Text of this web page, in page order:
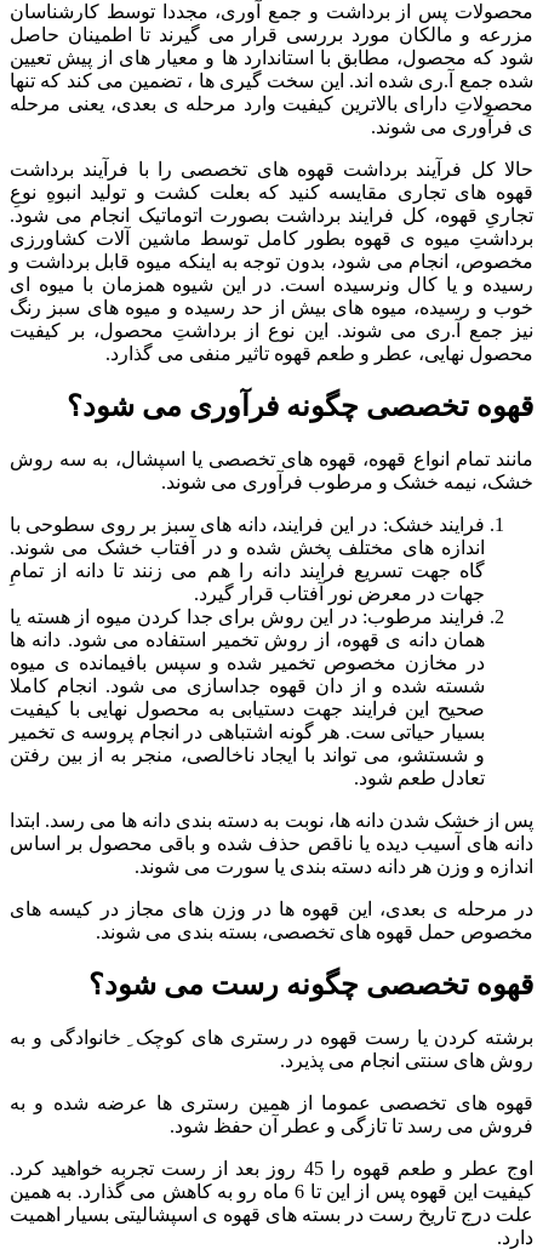
محصولات پس از برداشت و جمع آوری، مجددا توسط کارشناسان
مزرعه و مالکان مورد بررسی قرار می گیرند تا اطمینان حاصل
شود که محصول، مطابق با استاندارد ها و معیار های از پیش تعیین
شده جمع آ.ری شده اند. این سخت گیری ها ، تضمین می کند که تنها
محصولاتِ دارای بالاترین کیفیت وارد مرحله ی بعدی، یعنی مرحله
ی فرآوری می شوند.
حالا کل فرآیند برداشت قهوه های تخصصی را با فرآیند برداشت
قهوه های تجاری مقایسه کنید که بعلت کشت و تولید انبوهِ نوعِ
تجاریِ قهوه، کل فرایند برداشت بصورت اتوماتیک انجام می شود.
برداشتِ میوه ی قهوه بطور کامل توسط ماشین آلات کشاورزی
مخصوص، انجام می شود، بدون توجه به اینکه میوه قابل برداشت و
رسیده و یا کال ونرسیده است. در این شیوه همزمان با میوه ای
خوب و رسیده، میوه های بیش از حد رسیده و میوه های سبز رنگ
نیز جمع آ.ری می شوند. این نوع از برداشتِ محصول، بر کیفیت
محصول نهایی، عطر و طعم قهوه تاثیر منفی می گذارد.
قهوه تخصصی چگونه فرآوری می شود؟
مانند تمام انواع قهوه، قهوه های تخصصی یا اسپشال، به سه روش
خشک، نیمه خشک و مرطوب فرآوری می شوند.
فرایند خشک: در این فرایند، دانه های سبز بر روی سطوحی با
اندازه های مختلف پخش شده و در آفتاب خشک می شوند.
گاه جهت تسریع فرایند دانه را هم می زنند تا دانه از تمامِ
جهات در معرض نور آفتاب قرار گیرد.
فرایند مرطوب: در این روش برای جدا کردن میوه از هسته یا
همان دانه ی قهوه، از روش تخمیر استفاده می شود. دانه ها
در مخازن مخصوص تخمیر شده و سپس بافیمانده ی میوه
شسته شده و از دان قهوه جداسازی می شود. انجام کاملا
صحیح این فرایند جهت دستیابی به محصول نهایی با کیفیت
بسیار حیاتی ست. هر گونه اشتباهی در انجام پروسه ی تخمیر
و شستشو، می تواند با ایجاد ناخالصی، منجر به از بین رفتن
تعادل طعم شود.
پس از خشک شدن دانه ها، نوبت به دسته بندی دانه ها می رسد. ابتدا
دانه های آسیب دیده یا ناقص حذف شده و باقی محصول بر اساس
اندازه و وزن هر دانه دسته بندی یا سورت می شوند.
در مرحله ی بعدی، این قهوه ها در وزن های مجاز در کیسه های
مخصوص حمل قهوه های تخصصی، بسته بندی می شوند.
قهوه تخصصی چگونه رست می شود؟
برشته کردن یا رست قهوه در رستری های کوچک ِ خانوادگی و به
روش های سنتی انجام می پذیرد.
قهوه های تخصصی عموما از همین رستری ها عرضه شده و به
فروش می رسد تا تازگی و عطر آن حفظ شود.
اوج عطر و طعم قهوه را 45 روز بعد از رست تجربه خواهید کرد.
کیفیت این قهوه پس از این تا 6 ماه رو به کاهش می گذارد. به همین
علت درج تاریخ رست در بسته های قهوه ی اسپشالیتی بسیار اهمیت
دارد.